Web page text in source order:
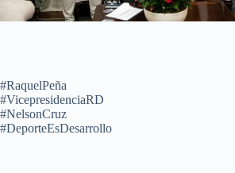
#RaquelPeña
#VicepresidenciaRD
#NelsonCruz
#DeporteEsDesarrollo